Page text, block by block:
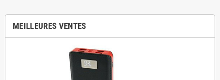
MEILLEURES VENTES